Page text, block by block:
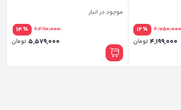
٪12
تومان
موجود در انبار
٪14
6,490,000
تومان